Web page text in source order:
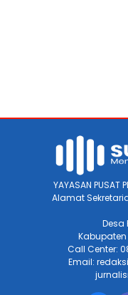
YAYASAN PUSAT
Alamat
Desa
Kabupaten
Call Center:
Email: